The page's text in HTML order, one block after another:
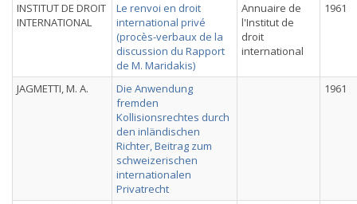
INSTITUT DE DROIT
INTERNATIONAL
Le renvoi en droit
international privé
(procès-verbaux de la
discussion du Rapport
de M. Maridakis)
Annuaire de
l'Institut de
droit
international
1961
JAGMETTI, M. A.
Die Anwendung
fremden
Kollisionsrechtes durch
den inländischen
Richter, Beitrag zum
schweizerischen
internationalen
Privatrecht
1961